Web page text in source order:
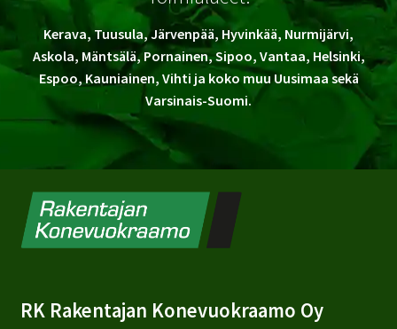
Kerava, Tuusula, Järvenpää, Hyvinkää, Nurmijärvi,
Askola, Mäntsälä, Pornainen, Sipoo, Vantaa, Helsinki,
Espoo, Kauniainen, Vihti ja koko muu Uusimaa sekä
Varsinais-Suomi.
RK Rakentajan Konevuokraamo Oy